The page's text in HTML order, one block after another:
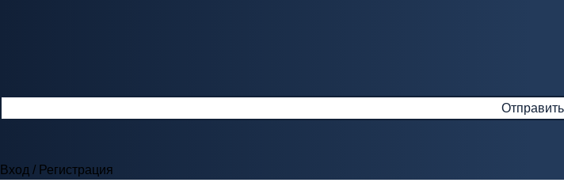
Вход / Регистрация